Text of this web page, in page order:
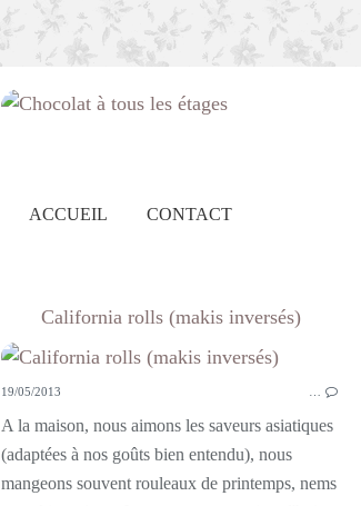
ACCUEIL CONTACT
California rolls (makis inversés)
19/05/2013
A la maison, nous aimons les saveurs asiatiques
(adaptées à nos goûts bien entendu), nous
mangeons souvent rouleaux de printemps, nems